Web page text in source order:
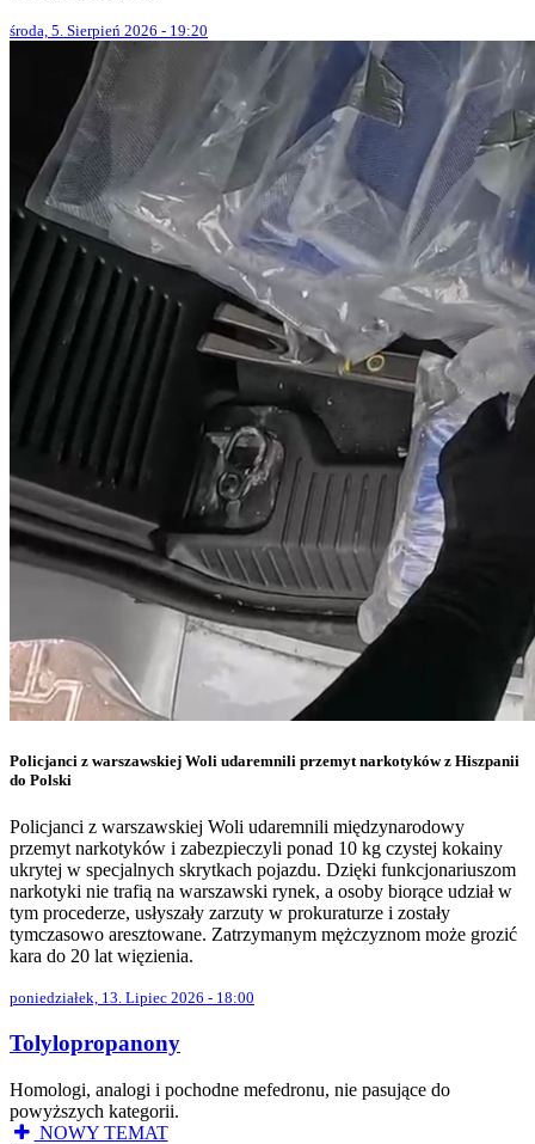
środa, 5. Sierpień 2026 - 19:20
Policjanci z warszawskiej Woli udaremnili przemyt narkotyków z Hiszpanii
do Polski
Policjanci z warszawskiej Woli udaremnili międzynarodowy
przemyt narkotyków i zabezpieczyli ponad 10 kg czystej kokainy
ukrytej w specjalnych skrytkach pojazdu. Dzięki funkcjonariuszom
narkotyki nie trafią na warszawski rynek, a osoby biorące udział w
tym procederze, usłyszały zarzuty w prokuraturze i zostały
tymczasowo aresztowane. Zatrzymanym mężczyznom może grozić
kara do 20 lat więzienia.
poniedziałek, 13. Lipiec 2026 - 18:00
Tolylopropanony
Homologi, analogi i pochodne mefedronu, nie pasujące do
powyższych kategorii.
NOWY TEMAT